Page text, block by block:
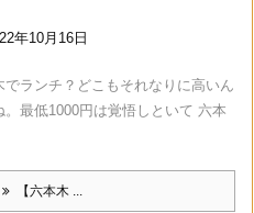
年10月16日
でランチ？どこもそれなりに高いん
。最低1000円は覚悟しといて 六本
【六本木 ...